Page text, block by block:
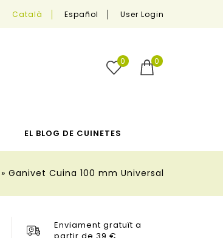
Català Español User Login
0
0
EL BLOG DE CUINETES
» Ganivet Cuina 100 mm Universal
Enviament gratuït a